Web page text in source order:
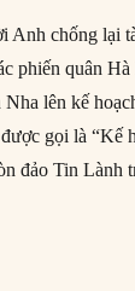
Anh chống lại
phiến quân
lên kế
gọi là “Kế
đảo Tin Lành
đội Armada